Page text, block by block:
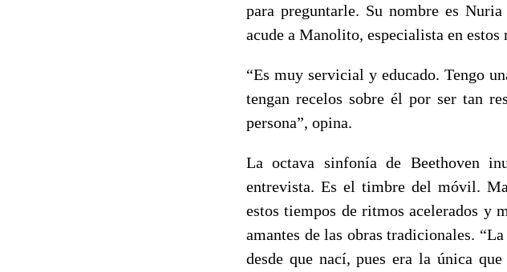
para preguntarle. Su nombre es
acude a Manolito, especialista en estos
“Es muy servicial y educado. Tengo
tengan recelos sobre él por ser tan
persona”, opina.
La octava sinfonía de Beethoven
entrevista. Es el timbre del móvil.
estos tiempos de ritmos acelerados y
amantes de las obras tradicionales.
desde que nací, pues era la única